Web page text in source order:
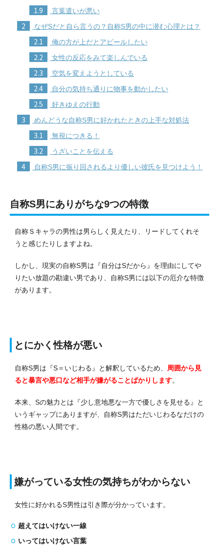
1.9 言葉遣いが悪い
2 なぜSだと自ら言うの？自称S男の中に潜む心理とは？
2.1 俺の方が上だとアピールしたい
2.2 女性の反応をみて楽しんでいる
2.3 空気を変えようとしている
2.4 自分の気持ち通りに物事を動かしたい
2.5 好きゆえの行動
3 めんどうな自称S男に好かれたときの上手な対処法
3.1 無視につきる！
3.2 うざいことを伝える
4 自称S男に振り回されるより優しい彼氏を見つけよう！
自称S男にありがちな9つの特徴
自称Ｓキャラの男性は男らしく見えたり、リードしてくれそ
うと感じたりしますよね。
しかし、現実の自称S男は『自分はSだから』を理由にしてや
りたい放題の勘違い男であり、自称S男には以下の厄介な特徴
があります。
とにかく性格が悪い
自称S男は『S＝いじわる』と解釈しているため、 周囲から見
ると暴言や悪口など相手が嫌がることばかりします。
本来、Sの魅力とは『少し意地悪な一方で優しさを見せる』と
いうギャップにありますが、自称S男はただいじわるなだけの
性格の悪い人間です。
嫌がっている女性の気持ちがわからない
女性に好かれるS男性は引き際が分かっています。
超えてはいけない一線
いってはいけない言葉